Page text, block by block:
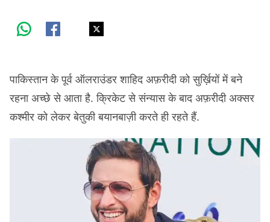
पाकिस्तान के पूर्व ऑलराउंडर शाहिद अफ़रीदी को सुर्ख़ियों में बने
रहना अच्छे से आता है. क्रिकेट से संन्यास के बाद अफ़रीदी अक्सर
कश्मीर को लेकर बेतुकी बयानबाज़ी करते ही रहते हैं.